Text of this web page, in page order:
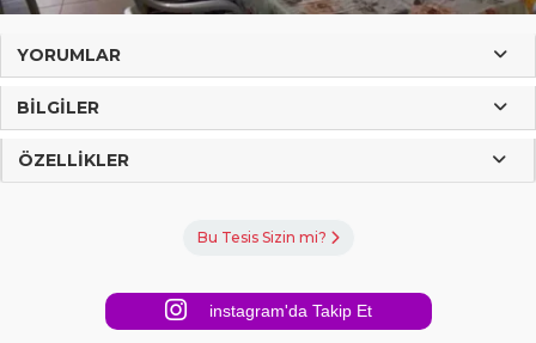
YORUMLAR
BILGILER
ÖZELLIKLER
Bu Tesis Sizin mi?
instagram'da Takip Et